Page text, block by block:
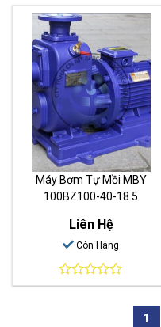
out
of
5
Máy Bơm Tự Mồi MBY
100BZ100-40-18.5
Liên Hệ
Còn Hàng
0
1